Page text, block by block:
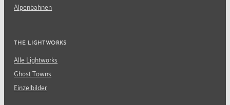
Alpenbahnen
THE LIGHTWORKS
Alle Lightworks
Ghost Towns
Einzelbilder